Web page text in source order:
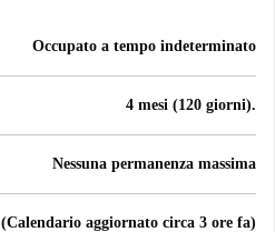
Occupato a tempo indeterminato
4 mesi (120 giorni).
Nessuna permanenza massima
(Calendario aggiornato circa 3 ore fa)